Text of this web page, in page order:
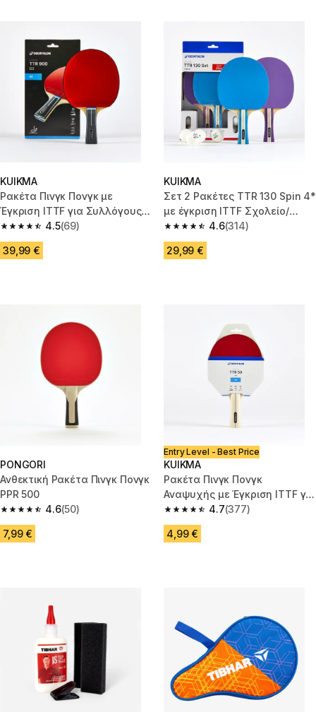
KUIKMA
Ρακέτα Πινγκ Πονγκ με
Έγκριση ITTF για Συλλόγους
TTR 900 6*
4.5
4.5 out of 5 stars from 69 reviews
(69)
39,99 €
KUIKMA
Σετ 2 Ρακέτες TTR 130 Spin 4*
με έγκριση ITTF Σχολείο/
Σύλλογοι+Μπάλες - Μωβ/
Μπλε
4.6
4.6 out of 5 stars from 314
(314)
29,99 €
PONGORI
Ανθεκτική Ρακέτα Πινγκ Πονγκ
PPR 500
4.6
4.6 out of 5 stars from 50 reviews
(50)
7,99 €
Entry Level - Best Price
KUIKMA
Ρακέτα Πινγκ Πονγκ
Αναψυχής με Έγκριση ITTF για
Συλλόγους TTR 50 2*
4.7
4.7 out of 5 stars from 377
(377)
4,99 €